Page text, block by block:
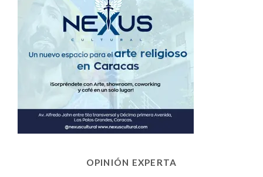
OPINIÓN EXPERTA